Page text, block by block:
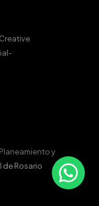
y
de Rosario